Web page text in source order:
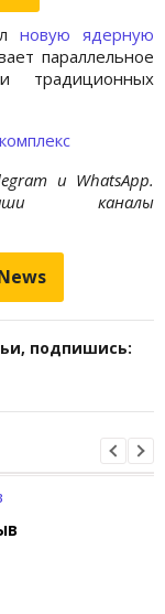
новую ядерную
параллельное
традиционных
и WhatsApp.
каналы
подпишись: